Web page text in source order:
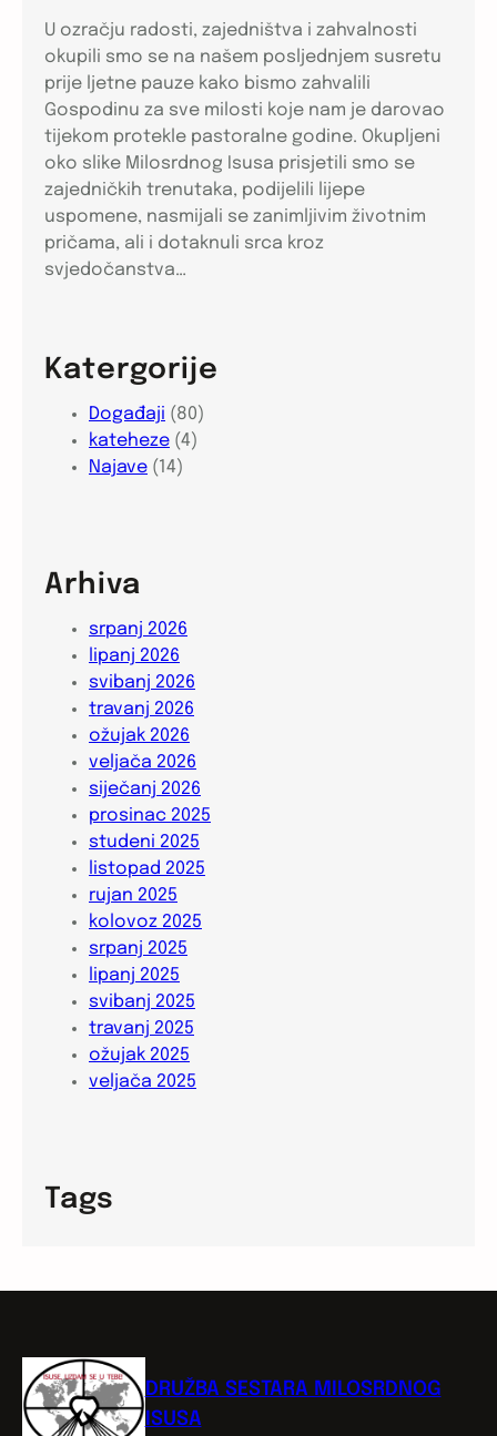
U ozračju radosti, zajedništva i zahvalnosti
okupili smo se na našem posljednjem susretu
prije ljetne pauze kako bismo zahvalili
Gospodinu za sve milosti koje nam je darovao
tijekom protekle pastoralne godine. Okupljeni
oko slike Milosrdnog Isusa prisjetili smo se
zajedničkih trenutaka, podijelili lijepe
uspomene, nasmijali se zanimljivim životnim
pričama, ali i dotaknuli srca kroz
svjedočanstva…
Katergorije
Događaji (80)
kateheze (4)
Najave (14)
Arhiva
srpanj 2026
lipanj 2026
svibanj 2026
travanj 2026
ožujak 2026
veljača 2026
siječanj 2026
prosinac 2025
studeni 2025
listopad 2025
rujan 2025
kolovoz 2025
srpanj 2025
lipanj 2025
svibanj 2025
travanj 2025
ožujak 2025
veljača 2025
Tags
DRUŽBA SESTARA MILOSRDNOG
ISUSA